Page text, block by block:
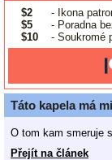
$2
- Ikona
$5
- Poradna
$10
- Soukromé
Táto kapela má
O tom kam smeruje
Přejít na článek